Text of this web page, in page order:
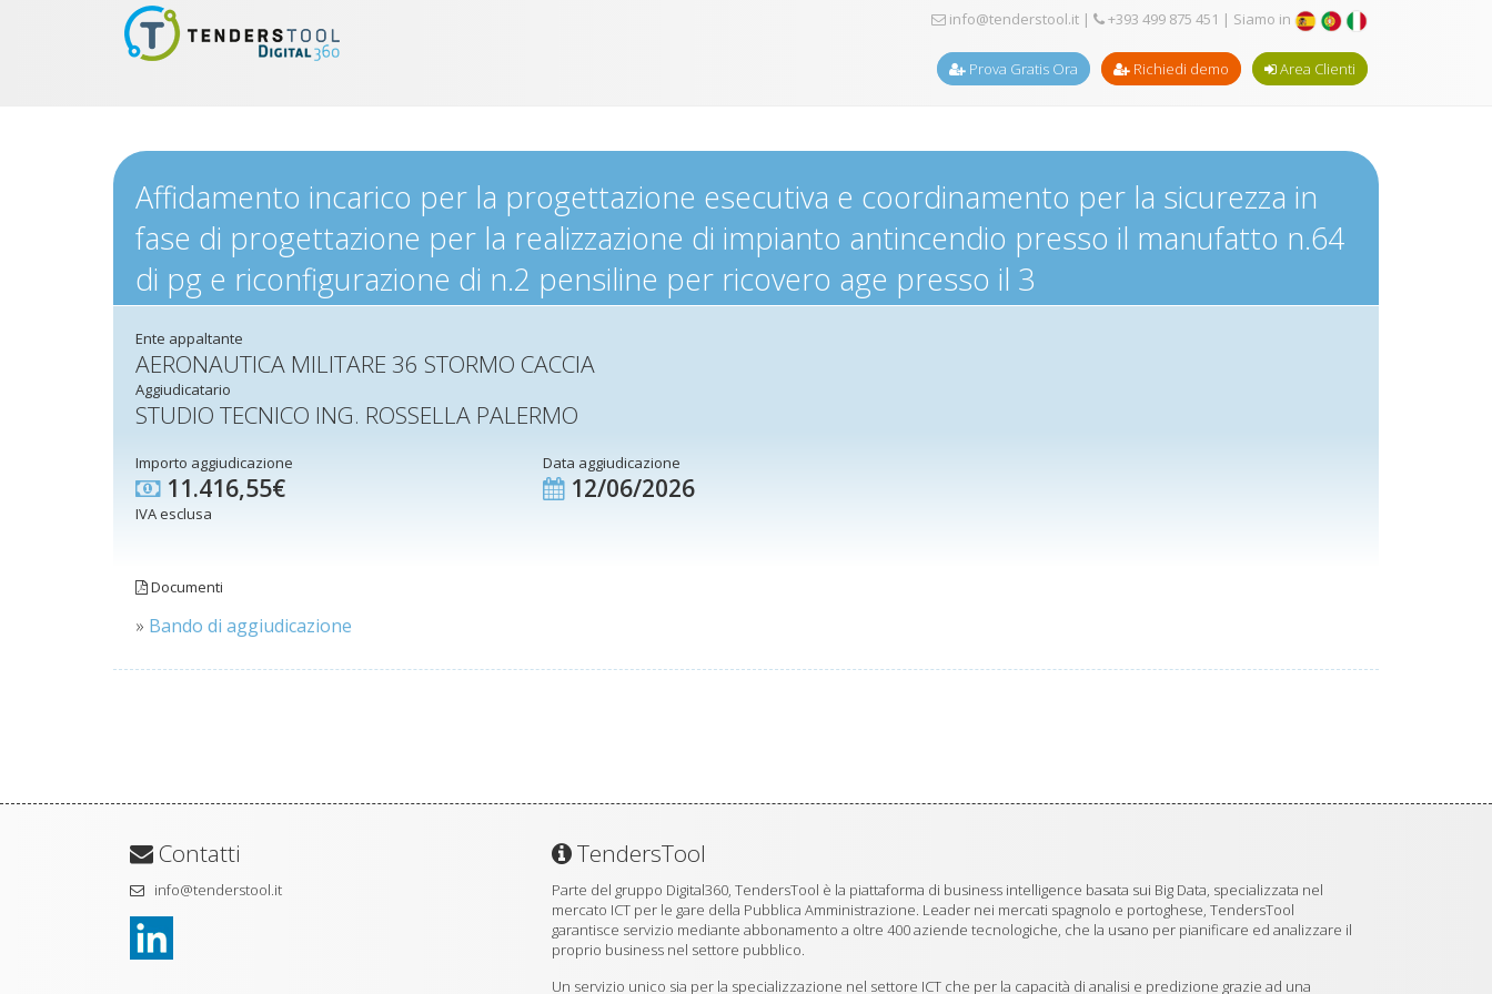
info@tenderstool.it | +393 499 875 451 | Siamo in
Prova Gratis Ora Richiedi demo Area Clienti
Affidamento incarico per la progettazione esecutiva e coordinamento per la sicurezza in
fase di progettazione per la realizzazione di impianto antincendio presso il manufatto n.64
di pg e riconfigurazione di n.2 pensiline per ricovero age presso il 3
Ente appaltante
AERONAUTICA MILITARE 36 STORMO CACCIA
Aggiudicatario
STUDIO TECNICO ING. ROSSELLA PALERMO
Importo aggiudicazione
11.416,55€
IVA esclusa
Data aggiudicazione
12/06/2026
Documenti
» Bando di aggiudicazione
Contatti
info@tenderstool.it
TendersTool
Parte del gruppo Digital360, TendersTool è la piattaforma di business intelligence basata sui Big Data, specializzata nel
mercato ICT per le gare della Pubblica Amministrazione. Leader nei mercati spagnolo e portoghese, TendersTool
garantisce servizio mediante abbonamento a oltre 400 aziende tecnologiche, che la usano per pianificare ed analizzare il
proprio business nel settore pubblico.
Un servizio unico sia per la specializzazione nel settore ICT che per la capacità di analisi e predizione grazie ad una